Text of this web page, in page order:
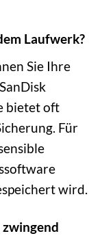
Laufwerk?
Sie Ihre
bietet oft
Für
wird.